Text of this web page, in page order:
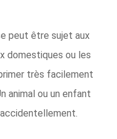
peut être sujet aux
domestiques ou les
très facilement
animal ou un enfant